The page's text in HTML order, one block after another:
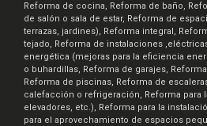
Reforma de cocina, Reforma de baño,
de salón o sala de estar, Reforma de
terrazas, jardines), Reforma integral,
tejado, Reforma de instalaciones
energética (mejoras para la eficiencia
o buhardillas, Reforma de garajes,
Reforma de piscinas, Reforma de
calefacción o refrigeración, Reforma para
elevadores, etc.), Reforma para la
para el aprovechamiento de espacios